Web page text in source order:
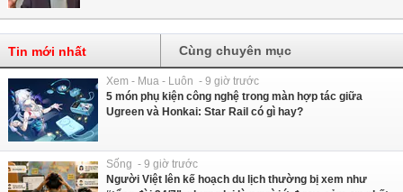
Tin mới nhất Cùng chuyên mục
Xem - Mua - Luôn - 9 giờ trước
5 món phụ kiện công nghệ trong màn hợp tác giữa
Ugreen và Honkai: Star Rail có gì hay?
Sống - 9 giờ trước
Người Việt lên kế hoạch du lịch thường bị xem như